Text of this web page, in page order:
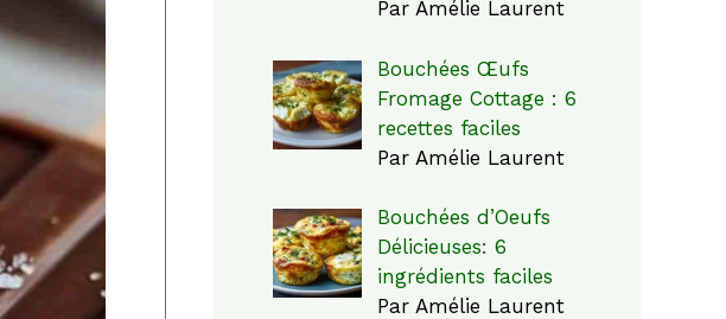
Par Amélie Laurent
Bouchées Œufs
Fromage Cottage : 6
recettes faciles
Par Amélie Laurent
Bouchées d’Oeufs
Délicieuses: 6
ingrédients faciles
Par Amélie Laurent